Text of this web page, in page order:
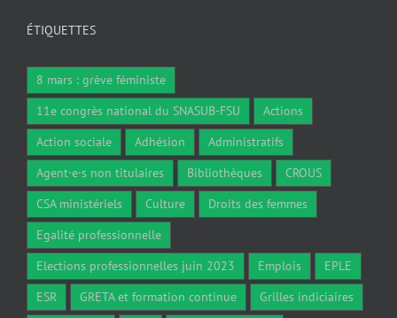
ÉTIQUETTES
8 mars : grève féministe
11e congrès national du SNASUB-FSU
Actions
Action sociale
Adhésion
Administratifs
Agent·e·s non titulaires
Bibliothèques
CROUS
CSA ministériels
Culture
Droits des femmes
Egalité professionnelle
Elections professionnelles juin 2023
Emplois
EPLE
ESR
GRETA et formation continue
Grilles indiciaires